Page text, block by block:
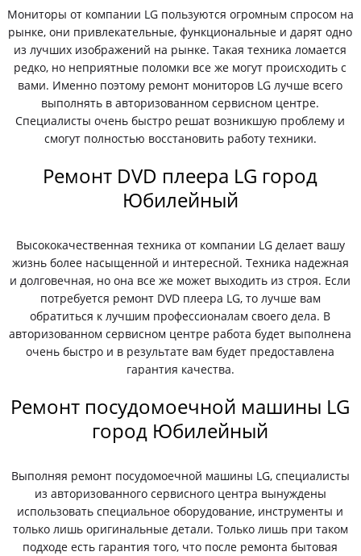
Мониторы от компании LG пользуются огромным спросом на
рынке, они привлекательные, функциональные и дарят одно
из лучших изображений на рынке. Такая техника ломается
редко, но неприятные поломки все же могут происходить с
вами. Именно поэтому ремонт мониторов LG лучше всего
выполнять в авторизованном сервисном центре.
Специалисты очень быстро решат возникшую проблему и
смогут полностью восстановить работу техники.
Ремонт DVD плеера LG город
Юбилейный
Высококачественная техника от компании LG делает вашу
жизнь более насыщенной и интересной. Техника надежная
и долговечная, но она все же может выходить из строя. Если
потребуется ремонт DVD плеера LG, то лучше вам
обратиться к лучшим профессионалам своего дела. В
авторизованном сервисном центре работа будет выполнена
очень быстро и в результате вам будет предоставлена
гарантия качества.
Ремонт посудомоечной машины LG
город Юбилейный
Выполняя ремонт посудомоечной машины LG, специалисты
из авторизованного сервисного центра вынуждены
использовать специальное оборудование, инструменты и
только лишь оригинальные детали. Только лишь при таком
подходе есть гарантия того, что после ремонта бытовая